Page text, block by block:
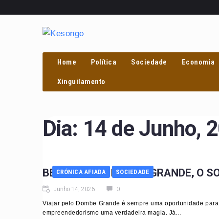
Home Política Sociedade Economia
Xinguilamento
Dia: 14 de Junho,
CRÓNICA AFIADA SOCIEDADE
BENGUELA. O DOMBE GRANDE, O
Junho 14, 2026 0
Viajar pelo Dombe Grande é sempre uma oportunidade
empreendedorismo uma verdadeira magia. Já...